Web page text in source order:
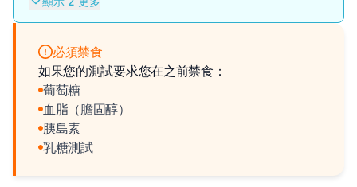
必須禁食
如果您的測試要求您在之前禁食：
葡萄糖
血脂（膽固醇）
胰島素
乳糖測試